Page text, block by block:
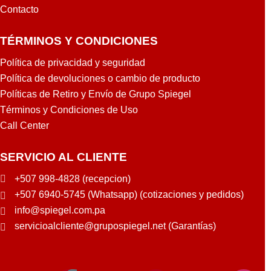
R
B
E
1
G
L
O
N
A
C
O
N
O
1
G
A
L
O
N
A
C
O
Contacto
TÉRMINOS Y CONDICIONES
Política de privacidad y seguridad
Política de devoluciones o cambio de producto
Políticas de Retiro y Envío de Grupo Spiegel
Términos y Condiciones de Uso
Call Center
SERVICIO AL CLIENTE
+507 998-4828 (recepcion)
+507 6940-5745 (Whatsapp) (cotizaciones y pedidos)
info@spiegel.com.pa
servicioalcliente@grupospiegel.net (Garantías)